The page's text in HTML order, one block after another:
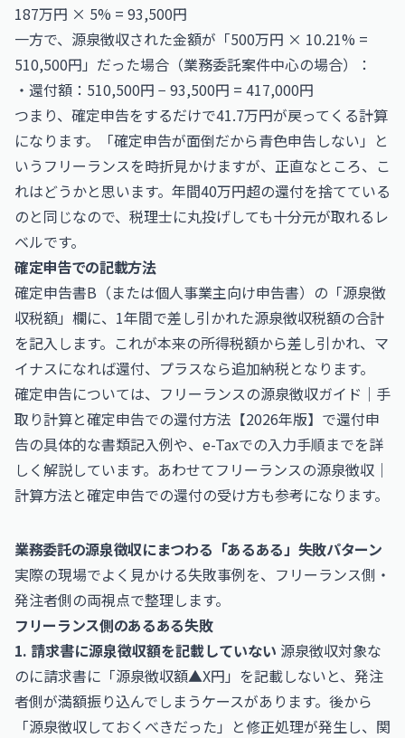
187万円 × 5% = 93,500円
一方で、源泉徴収された金額が「500万円 × 10.21% =
510,500円」だった場合（業務委託案件中心の場合）：
・還付額：510,500円 − 93,500円 = 417,000円
つまり、確定申告をするだけで41.7万円が戻ってくる計算
になります。「確定申告が面倒だから青色申告しない」と
いうフリーランスを時折見かけますが、正直なところ、こ
れはどうかと思います。年間40万円超の還付を捨てている
のと同じなので、税理士に丸投げしても十分元が取れるレ
ベルです。
確定申告での記載方法
確定申告書B（または個人事業主向け申告書）の「源泉徴
収税額」欄に、1年間で差し引かれた源泉徴収税額の合計
を記入します。これが本来の所得税額から差し引かれ、マ
イナスになれば還付、プラスなら追加納税となります。
確定申告については、 フリーランスの源泉徴収ガイド｜手
取り計算と確定申告での還付方法【2026年版】 で還付申
告の具体的な書類記入例や、e-Taxでの入力手順までを詳
しく解説しています。あわせてフリーランスの源泉徴収｜
計算方法と確定申告での還付の受け方も参考になります。
業務委託の源泉徴収にまつわる「あるある」失敗パターン
実際の現場でよく見かける失敗事例を、フリーランス側・
発注者側の両視点で整理します。
フリーランス側のあるある失敗
1. 請求書に源泉徴収額を記載していない 源泉徴収対象な
のに請求書に「源泉徴収額▲X円」を記載しないと、発注
者側が満額振り込んでしまうケースがあります。後から
「源泉徴収しておくべきだった」と修正処理が発生し、関